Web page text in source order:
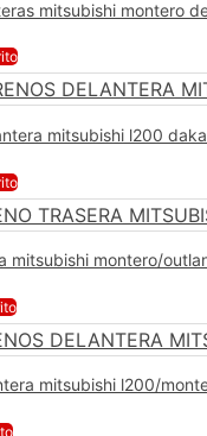
mitsubishi montero
mitsubishi l200
mitsubishi montero/
mitsubishi l200/